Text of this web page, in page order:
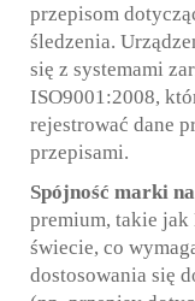
przepisom
śledzenia.
się z systemami
ISO9001:2008,
rejestrować dane
przepisami.
Spójność marki
premium, takie jak
świecie, co
dostosowania się